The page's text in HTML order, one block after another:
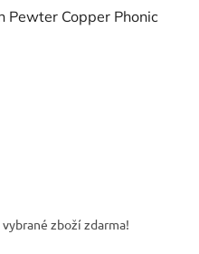
Pewter Copper Phonic
zboží zdarma!